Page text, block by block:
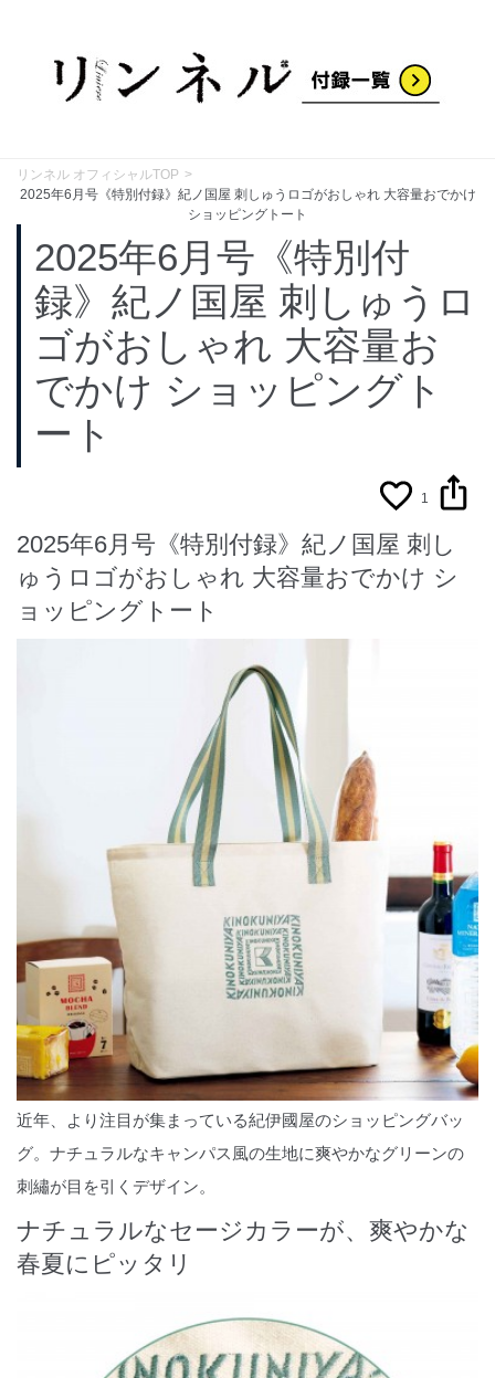
リンネル オフィシャルTOP
2025年6月号《特別付録》紀ノ国屋 刺しゅうロゴがおしゃれ 大容量おでかけ
ショッピングトート
2025年6月号《特別付
録》紀ノ国屋 刺しゅうロ
ゴがおしゃれ 大容量お
でかけ ショッピングト
ート
1
2025年6月号《特別付録》紀ノ国屋 刺し
ゅうロゴがおしゃれ 大容量おでかけ シ
ョッピングトート
近年、より注目が集まっている紀伊國屋のショッピングバッ
グ。ナチュラルなキャンパス風の生地に爽やかなグリーンの
刺繡が目を引くデザイン。
ナチュラルなセージカラーが、爽やかな
春夏にピッタリ